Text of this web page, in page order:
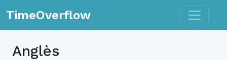
TimeOverflow Toggle
Anglès